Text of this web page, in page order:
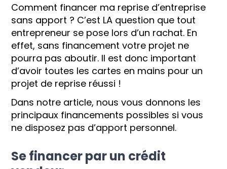
Comment financer ma reprise d’entreprise
sans apport ? C’est LA question que tout
entrepreneur se pose lors d’un rachat. En
effet, sans financement votre projet ne
pourra pas aboutir. Il est donc important
d’avoir toutes les cartes en mains pour un
projet de reprise réussi !
Dans notre article, nous vous donnons les
principaux financements possibles si vous
ne disposez pas d’apport personnel.
Se financer par un crédit